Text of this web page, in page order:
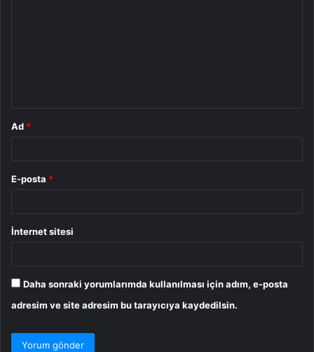
Ad *
E-posta *
İnternet sitesi
Daha sonraki yorumlarımda kullanılması için adım, e-posta
adresim ve site adresim bu tarayıcıya kaydedilsin.